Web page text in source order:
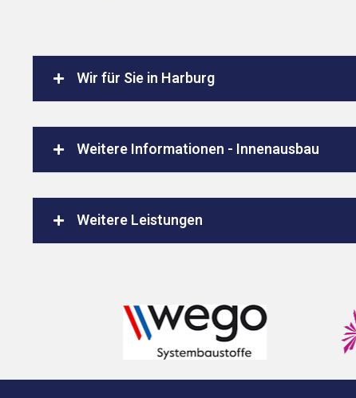
Wir für Sie in Harburg
Weitere Informationen - Innenausbau
Weitere Leistungen